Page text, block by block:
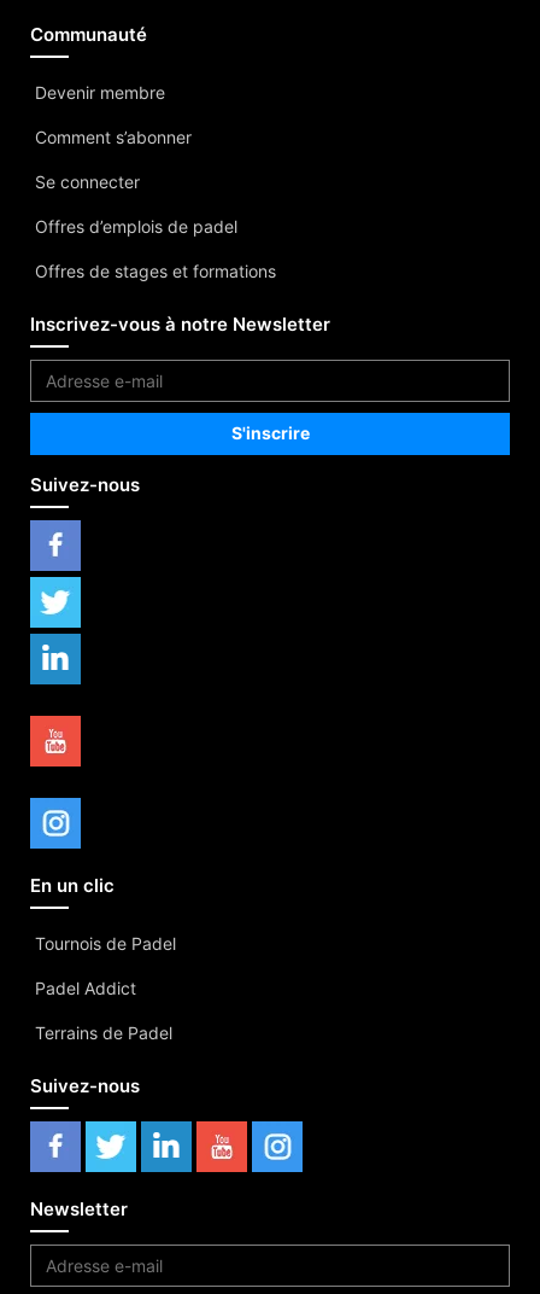
Communauté
Devenir membre
Comment s’abonner
Se connecter
Offres d’emplois de padel
Offres de stages et formations
Inscrivez-vous à notre Newsletter
Suivez-nous
En un clic
Tournois de Padel
Padel Addict
Terrains de Padel
Suivez-nous
Newsletter